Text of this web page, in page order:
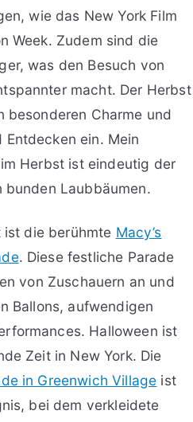
wie das New York Film
Week. Zudem sind die
was den Besuch von
macht. Der Herbst
besonderen Charme und
ein. Mein
Herbst ist eindeutig der
bunden Laubbäumen.
ist die berühmte Macy’s
. Diese festliche Parade
von Zuschauern an und
Ballons, aufwendigen
Halloween ist
Zeit in New York. Die
in Greenwich Village ist
bei dem verkleidete